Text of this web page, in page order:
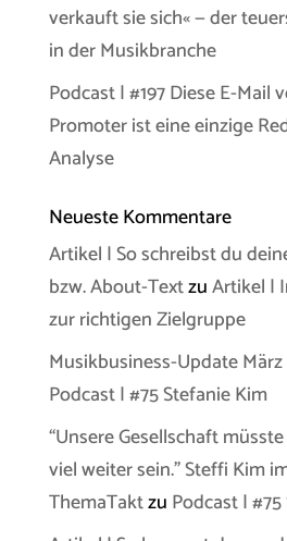
verkauft sie sich« — der
in der Musikbranche
Podcast | #197 Diese E-Mail
Promoter ist eine einzige
Analyse
Neueste Kommentare
Artikel | So schreibst du
bzw. About-TextzuArtikel |
zur richtigen Zielgruppe
Musikbusiness-Update
Podcast | #75 Stefanie Kim
“Unsere Gesellschaft
viel weiter sein.” Steffi Kim
ThemaTaktzu Podcast |